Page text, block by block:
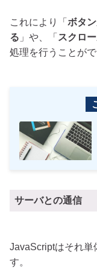
これにより「 ボタ
る 」や、「 スクロ
処理を行うことがで
サーバとの通信
JavaScriptはそれ単
す。